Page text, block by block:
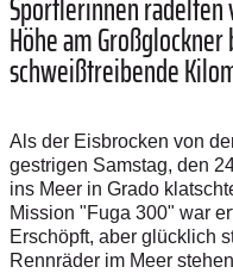
Höhe am
schweißtreibende
Als der Eisbrocken von
gestrigen Samstag, den
ins Meer in Grado
Mission "Fuga 300" war
Erschöpft, aber glücklich
Rennräder im Meer